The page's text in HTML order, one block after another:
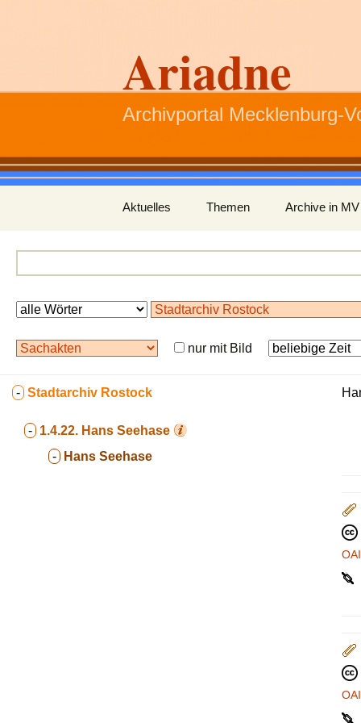
Ariadne
Archivportal Mecklenburg-
Inhalt
springen
Aktuelles Themen Archive in MV
nur mit Bild
- Stadtarchiv Rostock
- 1.4.22. Hans Seehase
- Hans Seehase